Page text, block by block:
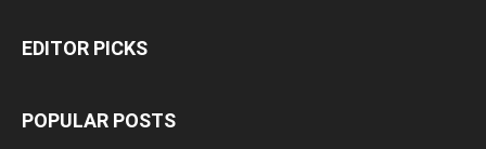
EDITOR PICKS
POPULAR POSTS